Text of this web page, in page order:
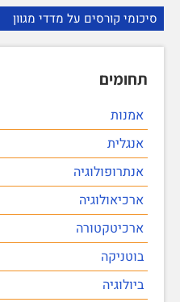
סיכומי קורסים על מדדי מגוון
תחומים
אמנות
אנגלית
אנתרופולוגיה
ארכיאולוגיה
ארכיטקטורה
בוטניקה
ביולוגיה